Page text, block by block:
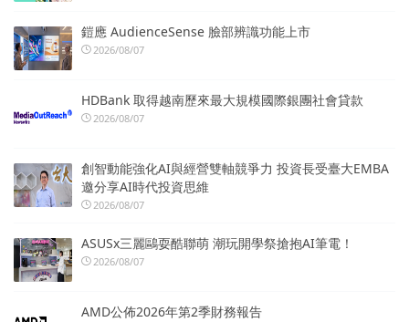
鎧應 AudienceSense 臉部辨識功能上市
2026/08/07
HDBank 取得越南歷來最大規模國際銀團社會貸款
2026/08/07
創智動能強化AI與經營雙軸競爭力 投資長受臺大EMBA
邀分享AI時代投資思維
2026/08/07
ASUSx三麗鷗耍酷聯萌 潮玩開學祭搶抱AI筆電！
2026/08/07
AMD公佈2026年第2季財務報告